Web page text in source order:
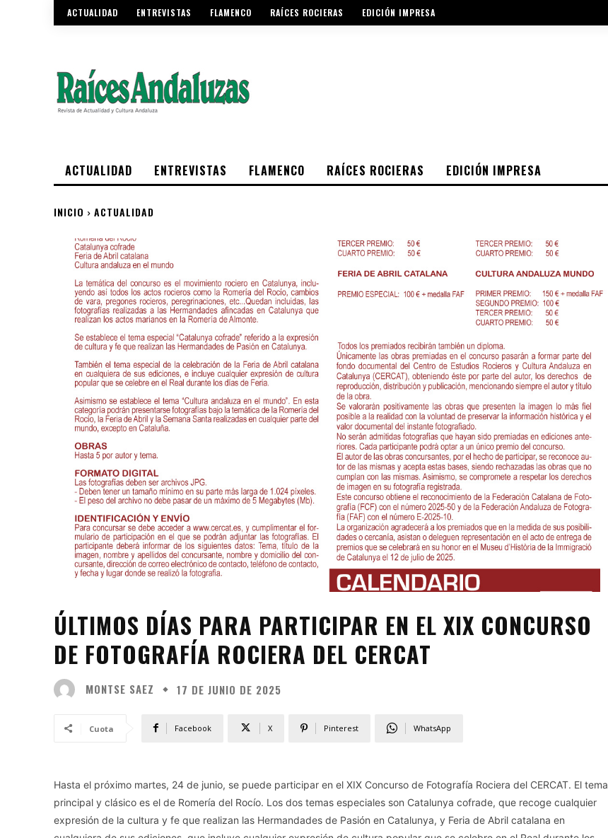
ACTUALIDAD ENTREVISTAS FLAMENCO RAÍCES ROCIERAS EDICIÓN IMPRESA
ACTUALIDAD ENTREVISTAS FLAMENCO RAÍCES ROCIERAS EDICIÓN IMPRESA
INICIO ACTUALIDAD
ÚLTIMOS DÍAS PARA PARTICIPAR EN EL XIX CONCURSO
DE FOTOGRAFÍA ROCIERA DEL CERCAT
MONTSE SAEZ 17 DE JUNIO DE 2025
Cuota Facebook X Pinterest WhatsApp
Hasta el próximo martes, 24 de junio, se puede participar en el XIX Concurso de Fotografía Rociera del CERCAT. El tema
principal y clásico es el de Romería del Rocío. Los dos temas especiales son Catalunya cofrade, que recoge cualquier
expresión de la cultura y fe que realizan las Hermandades de Pasión en Catalunya, y Feria de Abril catalana en